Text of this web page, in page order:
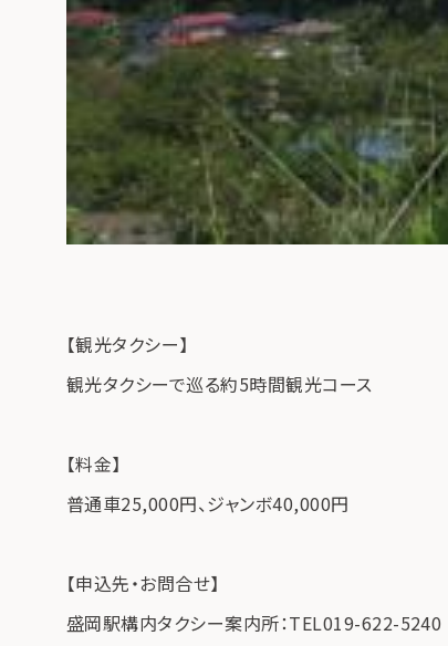
【観光タクシー】
観光タクシーで巡る約5時間観光コース
【料金】
普通車25,000円、ジャンボ40,000円
【申込先・お問合せ】
盛岡駅構内タクシー案内所：TEL019-622-5240